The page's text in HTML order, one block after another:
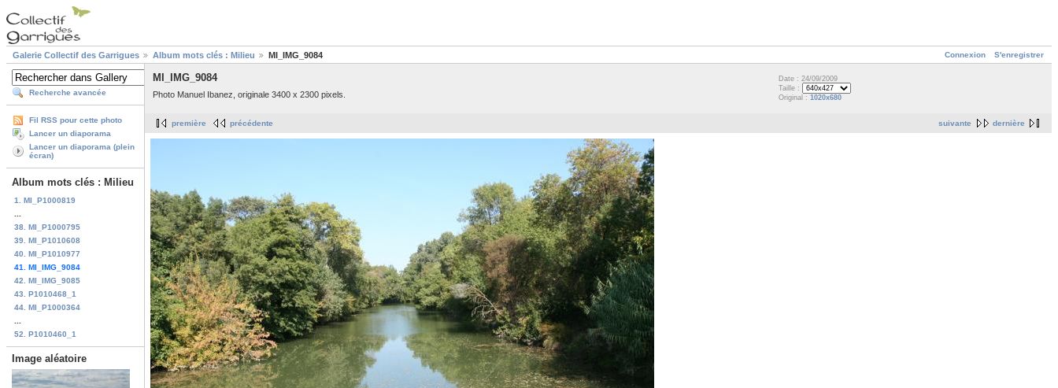
Connexion S'enregistrer
Galerie Collectif des Garrigues Album mots clés : Milieu MI_IMG_9084
Recherche avancée
Fil RSS pour cette photo
Lancer un diaporama
Lancer un diaporama (plein
écran)
Album mots clés : Milieu
1. MI_P1000819
38. MI_P1000795
39. MI_P1010608
40. MI_P1010977
41. MI_IMG_9084
42. MI_IMG_9085
43. P1010468_1
44. MI_P1000364
52. P1010460_1
Image aléatoire
MI_IMG_9084
Photo Manuel Ibanez, originale 3400 x 2300 pixels.
Date : 24/09/2009
Taille :
Original : 1020x680
suivante dernière
première précédente